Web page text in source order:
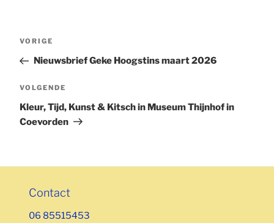
Bericht
Vorig
bericht
VORIGE
Nieuwsbrief Geke Hoogstins maart 2026
Volgend
bericht
VOLGENDE
Kleur, Tijd, Kunst & Kitsch in Museum Thijnhof in
Coevorden
Contact
06 85515453